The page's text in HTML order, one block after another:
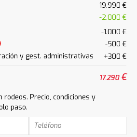
19.990 €
-2.000 €
-1.000 €
-500 €
y gest. administrativas
+300 €
17.290€
rodeos. Precio, condiciones y
paso.